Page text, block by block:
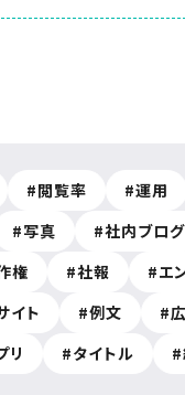
閲覧率 運用
写真 社内ブログ
権 社報 エ
イト 例文
リ タイトル